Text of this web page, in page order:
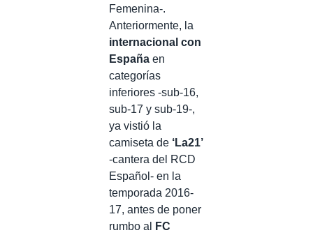
Femenina-.
Anteriormente, la
internacional con
España en
categorías
inferiores -sub-16,
sub-17 y sub-19-,
ya vistió la
camiseta de ‘La21’
-cantera del RCD
Español- en la
temporada 2016-
17, antes de poner
rumbo al
FC